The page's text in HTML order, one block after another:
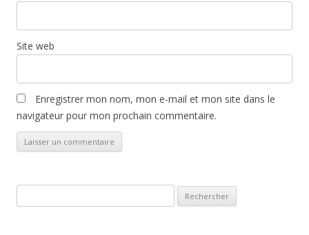
Site web
Enregistrer mon nom, mon e-mail et mon site dans le
navigateur pour mon prochain commentaire.